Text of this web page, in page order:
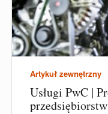
Artykuł zewnętrzny
Usługi PwC |